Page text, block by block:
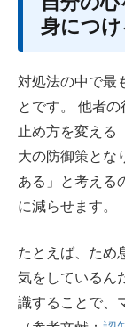
身につけ
対処法の中で最
とです。 他者
止め方を変える
大の防御策とな
ある」と考える
に減らせます。
たとえば、ため
気をしているん
識することで、